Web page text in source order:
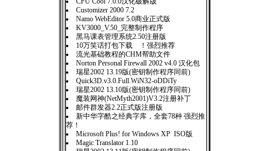
Customizer 2000 7.2
Namo WebEditor 5.0商业正式版
KV3000_V.50_完整制作程序
黑马课表管理系统2.50注册版
10万笑话打包下载 ！强烈推荐
流光基础教程的CHM帮助文件
Norton Personal Firewall 2002 v4.0 汉化包
瑞星2002 13.19版(密钥制作程序同前)
Quick3D.v3.0.Full.WiN32-oDDiTy
瑞星2002 13.10版(密钥制作程序同前)
魔装网神(NetMyth2001)V3.2注册补丁
邮件群发器2.2正式版注册版
新中华字酷之经典字库，全套78种 强烈推
荐！
Microsoft Plus! for Windows XP ISO版
Magic Translator 1.10